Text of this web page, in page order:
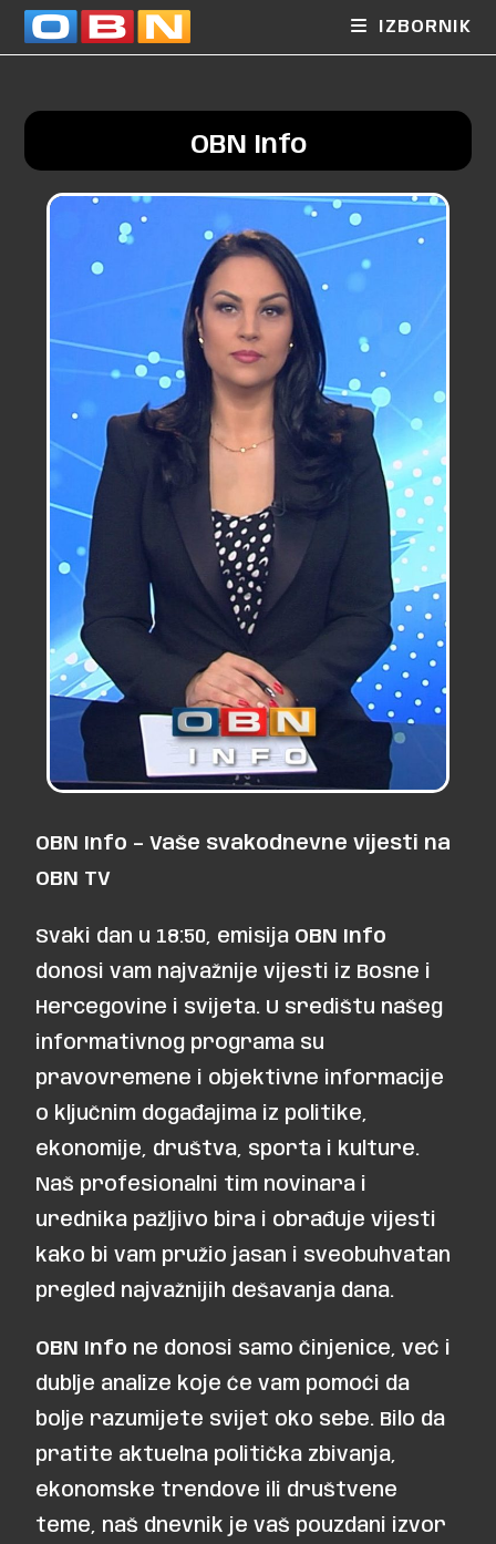
IZBORNIK
OBN Info
OBN Info – Vaše svakodnevne vijesti na
OBN TV
Svaki dan u 18:50, emisija OBN Info
donosi vam najvažnije vijesti iz Bosne i
Hercegovine i svijeta. U središtu našeg
informativnog programa su
pravovremene i objektivne informacije
o ključnim događajima iz politike,
ekonomije, društva, sporta i kulture.
Naš profesionalni tim novinara i
urednika pažljivo bira i obrađuje vijesti
kako bi vam pružio jasan i sveobuhvatan
pregled najvažnijih dešavanja dana.
OBN Info ne donosi samo činjenice, već i
dublje analize koje će vam pomoći da
bolje razumijete svijet oko sebe. Bilo da
pratite aktuelna politička zbivanja,
ekonomske trendove ili društvene
teme, naš dnevnik je vaš pouzdani izvor